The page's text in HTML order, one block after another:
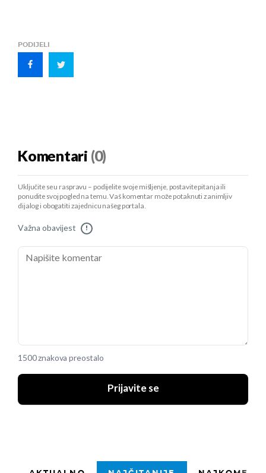
PODIJELI
Komentari (0)
Uključite se u raspravu – podijelite svoje mišljenje, postavite pitanja ili
ponudite svoj pogled na temu. Vaš komentar može potaknuti zanimljiv
dijalog i obogatiti zajednicu našeg portala.
Važna obavijest !
1500 znakova preostalo
Prijavite se